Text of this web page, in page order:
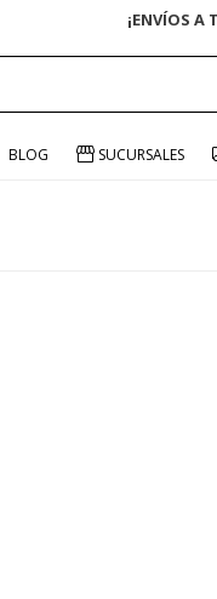
¡ENVÍOS A
BLOG SUCURSALES